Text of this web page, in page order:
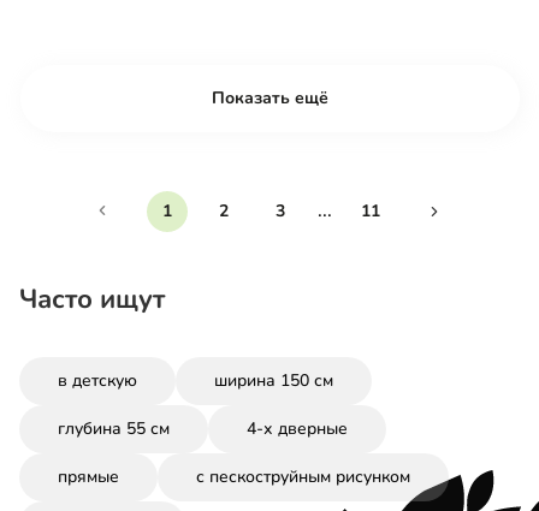
Показать ещё
1 2 3 ... 11
Часто ищут
в детскую ширина 150 см
глубина 55 см 4-х дверные
прямые с пескоструйным рисунком